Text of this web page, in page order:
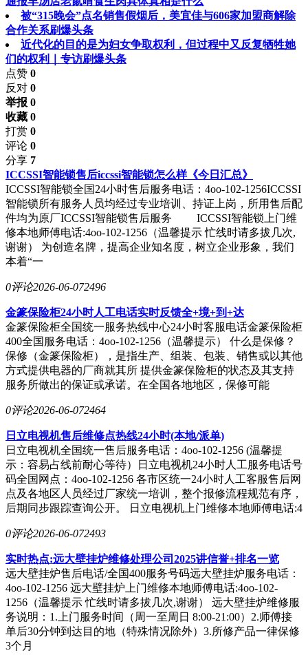
被“315晚会”点名销售假烟后，美宜佳与606家加盟商解除
合作关系刷爆头条
近代化的目的是为妇女争取权利，但过程中又反复牺牲她
们的权利｜专访刷爆头条
点赞 0
反对 0
举报 0
收藏 0
打赏 0
评论 0
分享 7
ICCSSI智能锁售后iccssi智能锁怎么样《今日汇总》
ICCSSI智能锁全国24小时售后服务电话：4oo-102-1256ICCSSI
智能锁所有服务人员均经过专业培训、持证上岗，所用售后配
件均为原厂ICCSSI智能锁售后服务 ICCSSI智能锁上门维
修本地师傅电话:4oo-102-1256（温馨提示 忙线时请多拔几次,
谢谢） 为创造名牌，提高企业知名度，树立企业形象，我们
本着“一
0评论2026-06-072496
金篆保险柜24小时人工电话实时反馈全+境+到+达
金篆保险柜全国统一服务热线中心24小时客服电话金篆保险柜
400全国服务电话：4oo-102-1256（温馨提示） 什么是保修？
保修（金篆保险柜），是指生产、组装、包装、销售或以其他
方式提供电器的厂商就其所 提供金篆保险柜的状态及其支持
服务所做出的保证或承诺。在全国各地地区，保修可能
0评论2026-06-072464
日立电视机售后维修点热线24小时(本地/派单)
日立电视机全国统一售后服务电话：4oo-102-1256 (温馨提
示：容易占线前耐心等待）日立电视机24小时人工服务电话号
码全国网点：4oo-102-1256 各市区统一24小时人工客服售后网
点及各地区人员经过厂家统一培训，整个报修流程规范有序，
后期同步跟踪查询公开。 日立电视机上门维修本地师傅电话:4
0评论2026-06-072493
实时热点:远大壁挂炉维修处理公司2025讲信誉+排名一览
远大壁挂炉售后电话/全国400服务号码远大壁挂炉服务电话：
4oo-102-1256 远大壁挂炉上门维修本地师傅电话:4oo-102-
1256（温馨提示 忙线时请多拔几次,谢谢） 远大壁挂炉维修服
务说明：1.上门服务时间（周一至周日 8:00-21:00）2.师傅接
单后30分钟到达目的地（特殊情况除外）3.所修产品一律保修
3个月